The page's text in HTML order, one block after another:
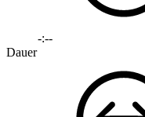
-:--
Dauer